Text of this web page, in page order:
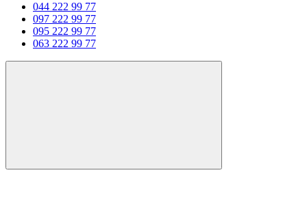
044 222 99 77
097 222 99 77
095 222 99 77
063 222 99 77